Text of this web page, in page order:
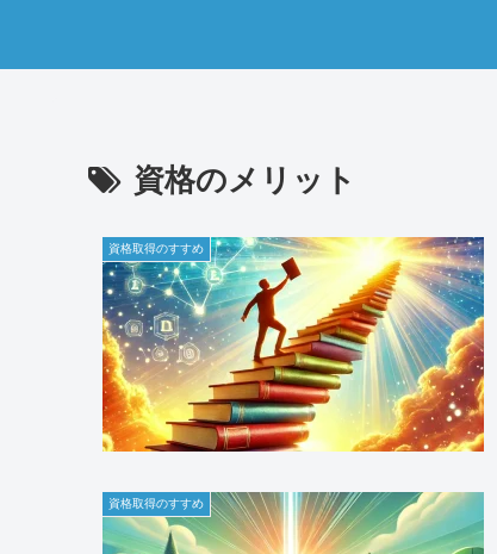
資格のメリット
資格取得のすすめ
資格取得のすすめ